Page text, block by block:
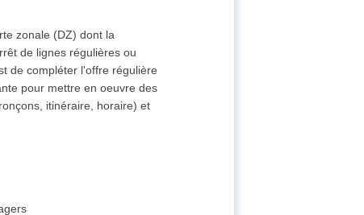
zonale (DZ) dont la
de lignes régulières ou
de compléter l'offre régulière
pour mettre en oeuvre des
itinéraire, horaire) et